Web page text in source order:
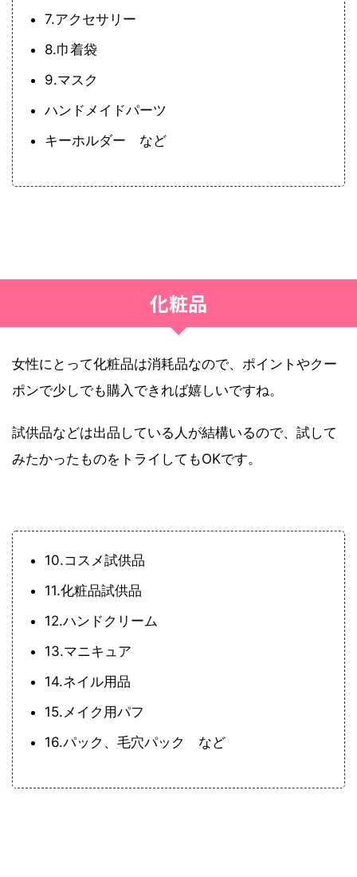
7.アクセサリー
8.巾着袋
9.マスク
ハンドメイドパーツ
キーホルダー など
化粧品
女性にとって化粧品は消耗品なので、ポイントやクー
ポンで少しでも購入できれば嬉しいですね。
試供品などは出品している人が結構いるので、試して
みたかったものをトライしてもOKです。
10.コスメ試供品
11.化粧品試供品
12.ハンドクリーム
13.マニキュア
14.ネイル用品
15.メイク用パフ
16.パック、毛穴パック など